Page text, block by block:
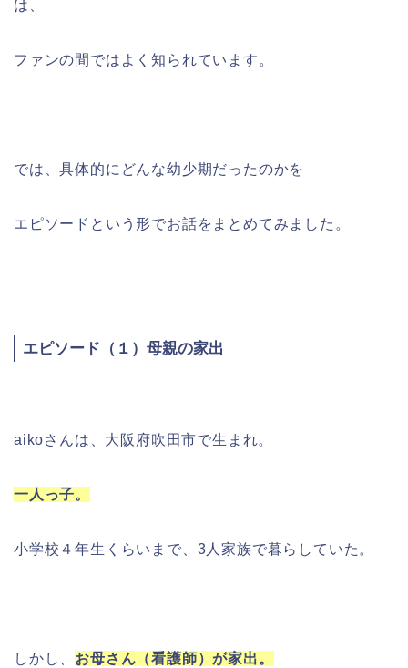
は、
ファンの間ではよく知られています。
では、具体的にどんな幼少期だったのかを
エピソードという形でお話をまとめてみました。
エピソード（１）母親の家出
aikoさんは、大阪府吹田市で生まれ。
一人っ子。
小学校４年生くらいまで、3人家族で暮らしていた。
しかし、 お母さん（看護師）が家出。